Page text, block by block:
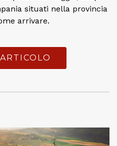
situati nella provincia
arrivare.